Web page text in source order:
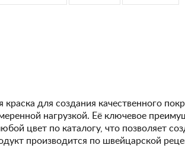
краска для создания качественного
нагрузкой. Её ключевое
цвет по каталогу, что позволяет
производится по швейцарской